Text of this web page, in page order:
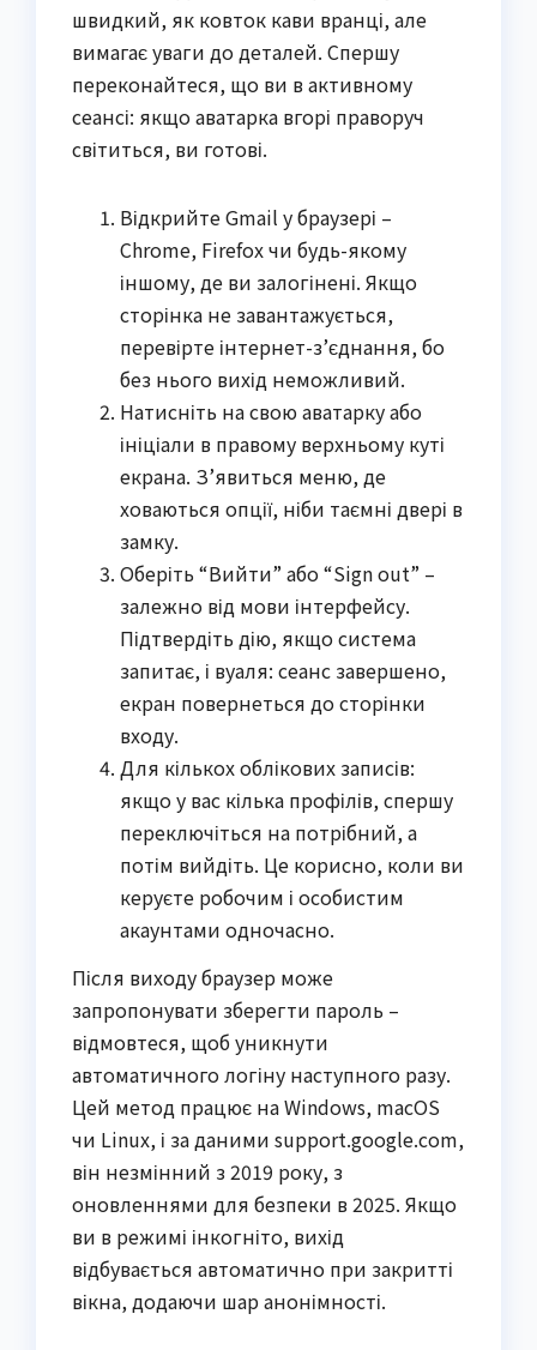
швидкий, як ковток кави вранці, але
вимагає уваги до деталей. Спершу
переконайтеся, що ви в активному
сеансі: якщо аватарка вгорі праворуч
світиться, ви готові.
Відкрийте Gmail у браузері –
Chrome, Firefox чи будь-якому
іншому, де ви залогінені. Якщо
сторінка не завантажується,
перевірте інтернет-з’єднання, бо
без нього вихід неможливий.
Натисніть на свою аватарку або
ініціали в правому верхньому куті
екрана. З’явиться меню, де
ховаються опції, ніби таємні двері в
замку.
Оберіть “Вийти” або “Sign out” –
залежно від мови інтерфейсу.
Підтвердіть дію, якщо система
запитає, і вуаля: сеанс завершено,
екран повернеться до сторінки
входу.
Для кількох облікових записів:
якщо у вас кілька профілів, спершу
переключіться на потрібний, а
потім вийдіть. Це корисно, коли ви
керуєте робочим і особистим
акаунтами одночасно.
Після виходу браузер може
запропонувати зберегти пароль –
відмовтеся, щоб уникнути
автоматичного логіну наступного разу.
Цей метод працює на Windows, macOS
чи Linux, і за даними support.google.com,
він незмінний з 2019 року, з
оновленнями для безпеки в 2025. Якщо
ви в режимі інкогніто, вихід
відбувається автоматично при закритті
вікна, додаючи шар анонімності.